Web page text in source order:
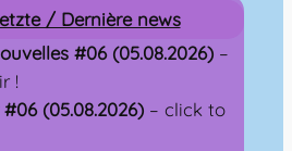
/ Dernière news
#06 (05.08.2026)–
!
(05.08.2026)– click to